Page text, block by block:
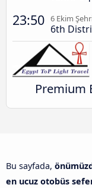
23:50 6 Ekim
6th
Premium
Bu sayfada,
en ucuz otobüs